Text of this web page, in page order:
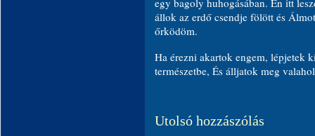
egy bagoly huhogásában. Én itt
állok az erdő csendje fölött és
őrködöm.
Ha érezni akartok engem, lépjetek
természetbe, És álljatok meg
Utolsó hozzászólás